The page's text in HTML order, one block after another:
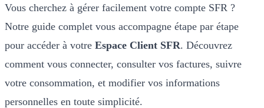
Vous cherchez à gérer facilement votre compte SFR ?
Notre guide complet vous accompagne étape par étape
pour accéder à votre Espace Client SFR. Découvrez
comment vous connecter, consulter vos factures, suivre
votre consommation, et modifier vos informations
personnelles en toute simplicité.